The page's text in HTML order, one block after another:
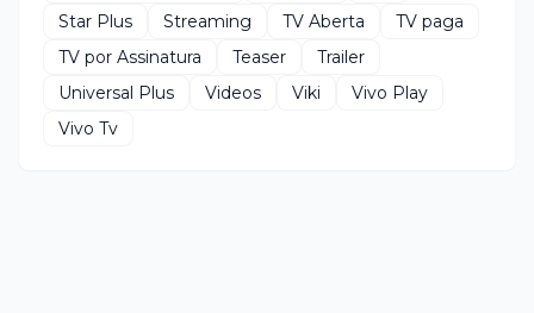
Star Plus
Streaming TV Aberta
TV paga
TV por Assinatura
Teaser
Trailer
Universal Plus
Videos Viki
Vivo Play
Vivo Tv